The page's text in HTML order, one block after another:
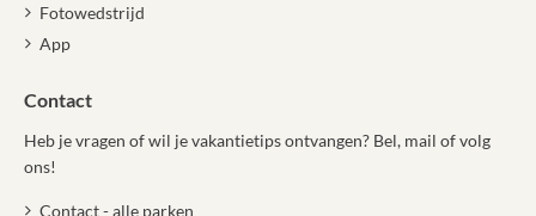
Fotowedstrijd
App
Contact
Heb je vragen of wil je vakantietips ontvangen? Bel, mail of volg
ons!
Contact - alle parken